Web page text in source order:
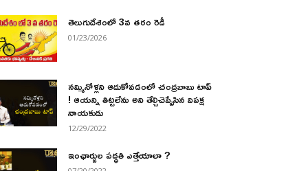
తెలుగుదేశంలో 3వ తరం రెడీ
01/23/2026
నమ్మినోళ్లని ఆదుకోవడంలో చంద్రబాబు టాప్
! ఆయన్ని తిట్టలేను అని తేల్చిచెప్పేసిన విపక్ష
నాయకుడు
12/29/2022
ఇంఛార్జుల పద్ధతి ఎత్తేయాలా ?